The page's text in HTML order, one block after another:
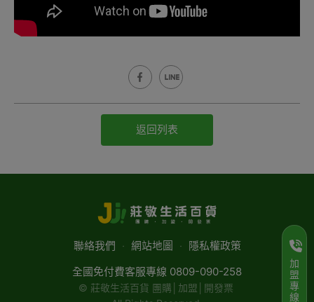
返回列表
聯絡我們 ‧ 網站地圖 ‧ 隱私權政策
全國免付費客服專線 0809-090-258
© 莊敬生活百貨 團購│加盟│開發票
加
盟
專
線